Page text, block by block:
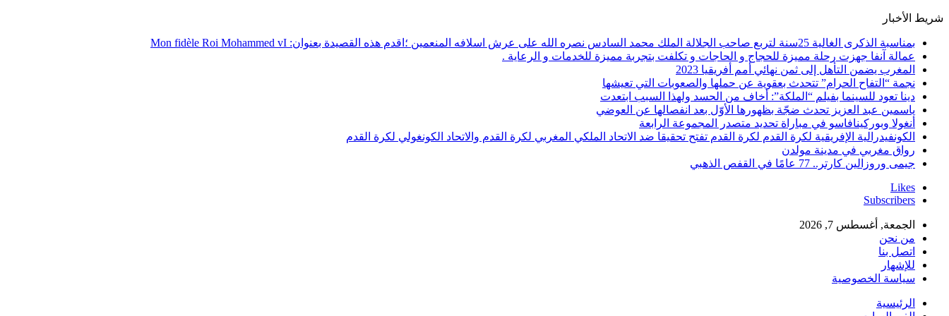
شريط الأخبار
بمناسبة الذكرى الغالية 25سنة لتربع صاحب الجلالة الملك محمد السادس نصره الله على عرش اسلافه المنعمين ؛اقدم هذه القصيدة بعنوان: Mon fidèle Roi Mohammed vI
عمالة آنفا جهزت رحلة مميزة للحجاج و الحاجات و تكلفت بتجربة مميزة للخدمات و الرعاية .
المغرب يضمن التأهل إلى ثمن نهائي أمم أفريقيا 2023
نجمة “التفاح الحرام” تتحدث بعقوية عن حملها والصعوبات التي تعيشها
دينا تعود للسينما بفيلم “الملكة”: أخاف من الحسد ولهذا السبب ابتعدت
ياسمين عبد العزيز تحدث ضجّة بظهورها الأوّل بعد انفصالها عن العوضي
أنغولا وبوركينافاسو في مباراة تحديد متصدر المجموعة الرابعة
الكونفيدرالية الإفريقية لكرة القدم لكرة القدم تفتح تحقيقا ضد الاتحاد الملكي المغربي لكرة القدم والاتحاد الكونغولي لكرة القدم
رواق مغربي في مدينة مولدن
جيمى وروزالين كارتر.. 77 عامًا في القفص الذهبي
Likes
Subscribers
الجمعة, أغسطس 7, 2026
من نحن
اتصل بنا
للإشهار
سياسة الخصوصية
الرئيسية